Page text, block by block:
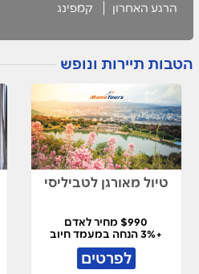
הרגע האחרון
קמפינג
הטבות תיירות ונופש
טיול מאורגן לטביליסי
$990 מחיר לאדם
+3% הנחה במעמד חיוב
לפרטים